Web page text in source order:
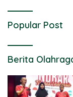
Popular Post
Berita